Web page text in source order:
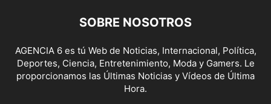
SOBRE NOSOTROS
AGENCIA 6 es tú Web de Noticias, Internacional, Política,
Deportes, Ciencia, Entretenimiento, Moda y Gamers. Le
proporcionamos las Últimas Noticias y Vídeos de Última
Hora.